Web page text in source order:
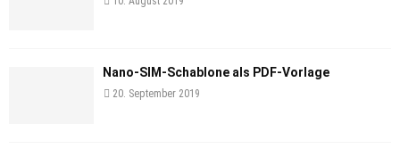
Nano-SIM-Schablone als PDF-Vorlage
20. September 2019